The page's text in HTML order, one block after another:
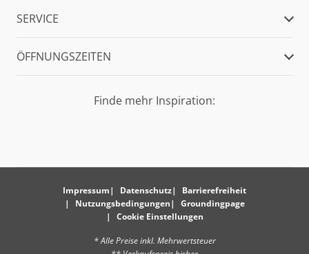
SERVICE
ÖFFNUNGSZEITEN
Finde mehr Inspiration:
Impressum Datenschutz
Barrierefreiheit
Nutzungsbedingungen
Groundingpage
Cookie Einstellungen
* Alle Preise inkl. Mehrwertsteuer